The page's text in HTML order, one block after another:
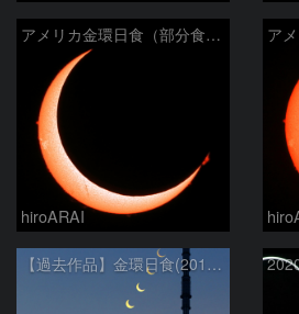
アメリカ金環日食（部分食その２）
hiroARAI
【過去作品】金環日食(2012年5月21日)の連続写真と東京スカイツリー